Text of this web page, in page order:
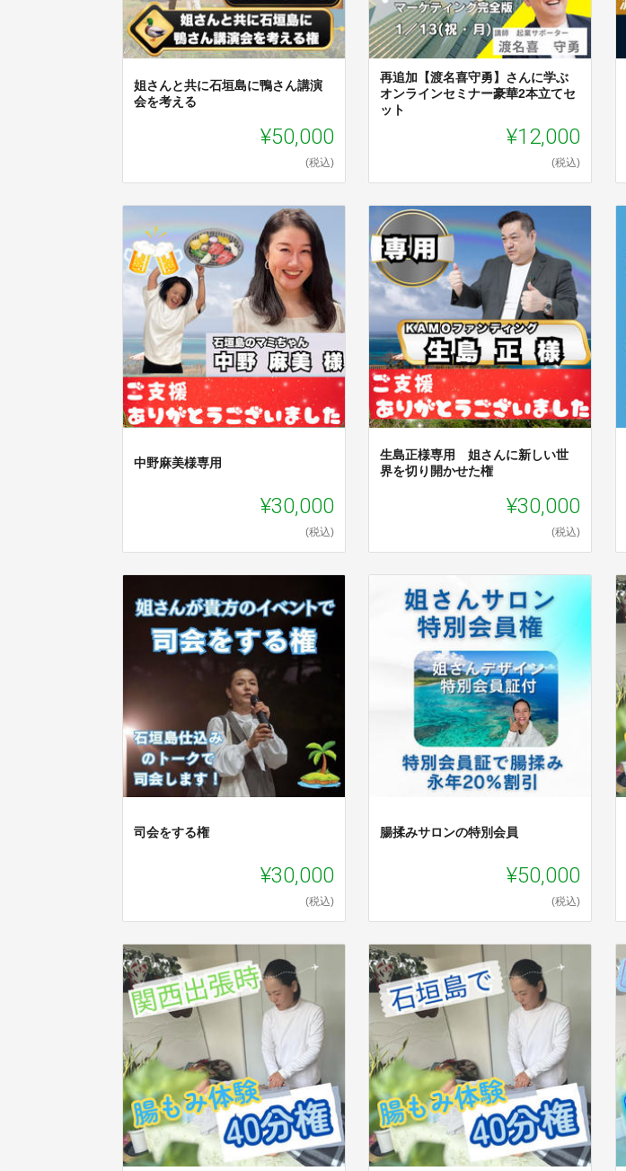
姐さんと共に石垣島に鴨さん講演
会を考える
¥50,000
(税込)
再追加【渡名喜守勇】さんに学ぶ
オンラインセミナー豪華2本立てセ
ット
¥12,000
(税込)
中野麻美様専用
¥30,000
(税込)
生島正様専用 姐さんに新しい世
界を切り開かせた権
¥30,000
(税込)
司会をする権
¥30,000
(税込)
腸揉みサロンの特別会員
¥50,000
(税込)